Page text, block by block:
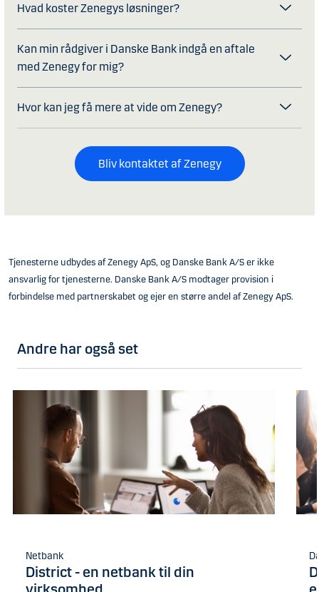
Hvad koster Zenegys løsninger?
Kan min rådgiver i Danske Bank indgå en aftale
med Zenegy for mig?
Hvor kan jeg få mere at vide om Zenegy?
Bliv kontaktet af Zenegy
Tjenesterne udbydes af Zenegy ApS, og Danske Bank A/S er ikke
ansvarlig for tjenesterne. Danske Bank A/S modtager provision i
forbindelse med partnerskabet og ejer en større andel af Zenegy ApS.
Andre har også set
Netbank
District - en netbank til din